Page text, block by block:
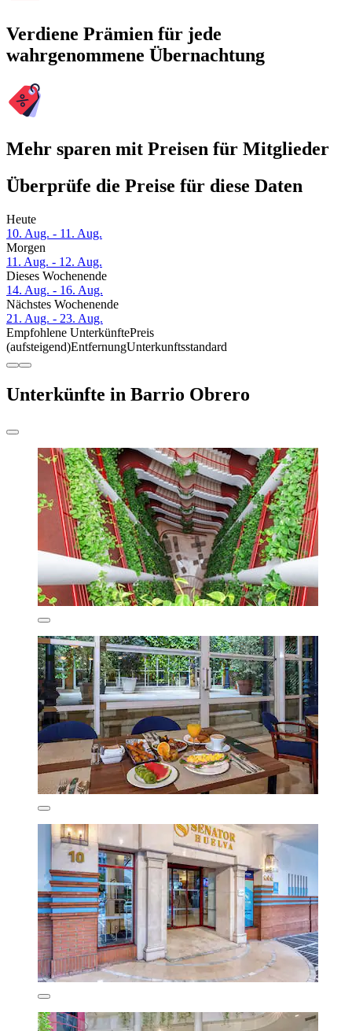
Verdiene Prämien für jede
wahrgenommene Übernachtung
Mehr sparen mit Preisen für Mitglieder
Überprüfe die Preise für diese Daten
Heute
10. Aug. - 11. Aug.
Morgen
11. Aug. - 12. Aug.
Dieses Wochenende
14. Aug. - 16. Aug.
Nächstes Wochenende
21. Aug. - 23. Aug.
Empfohlene UnterkünftePreis
(aufsteigend)EntfernungUnterkunftsstandard
Unterkünfte in Barrio Obrero